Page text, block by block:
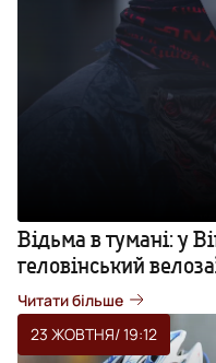
Відьма в тумані: у
геловінський
Читати більше
23 ЖОВТНЯ/ 19:12